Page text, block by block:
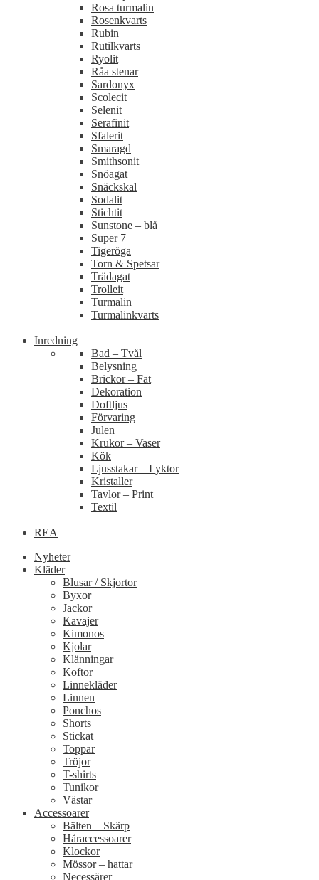
Rosa turmalin
Rosenkvarts
Rubin
Rutilkvarts
Ryolit
Råa stenar
Sardonyx
Scolecit
Selenit
Serafinit
Sfalerit
Smaragd
Smithsonit
Snöagat
Snäckskal
Sodalit
Stichtit
Sunstone – blå
Super 7
Tigeröga
Torn & Spetsar
Trädagat
Trolleit
Turmalin
Turmalinkvarts
Inredning
Bad – Tvål
Belysning
Brickor – Fat
Dekoration
Doftljus
Förvaring
Julen
Krukor – Vaser
Kök
Ljusstakar – Lyktor
Kristaller
Tavlor – Print
Textil
REA
Nyheter
Kläder
Blusar / Skjortor
Byxor
Jackor
Kavajer
Kimonos
Kjolar
Klänningar
Koftor
Linnekläder
Linnen
Ponchos
Shorts
Stickat
Toppar
Tröjor
T-shirts
Tunikor
Västar
Accessoarer
Bälten – Skärp
Håraccessoarer
Klockor
Mössor – hattar
Necessärer